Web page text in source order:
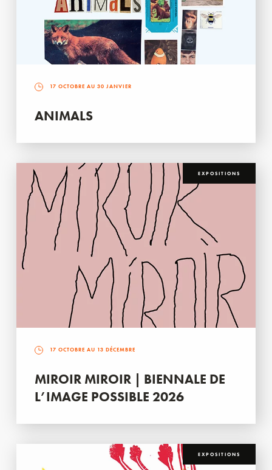
17 OCTOBRE AU 30 JANVIER
ANIMALS
EXPOSITIONS
17 OCTOBRE AU 13 DÉCEMBRE
MIROIR MIROIR | BIENNALE DE
L’IMAGE POSSIBLE 2026
EXPOSITIONS